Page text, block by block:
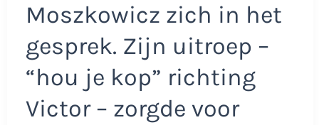
Moszkowicz zich in het
gesprek. Zijn uitroep –
“hou je kop” richting
Victor – zorgde voor